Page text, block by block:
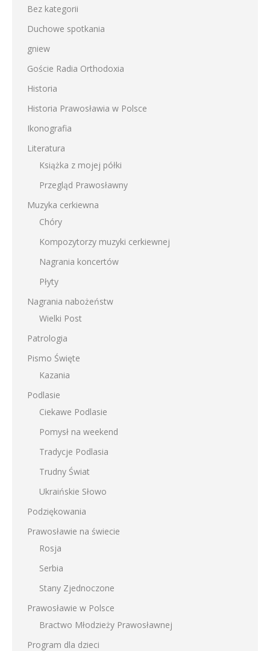
Bez kategorii
Duchowe spotkania
gniew
Goście Radia Orthodoxia
Historia
Historia Prawosławia w Polsce
Ikonografia
Literatura
Książka z mojej półki
Przegląd Prawosławny
Muzyka cerkiewna
Chóry
Kompozytorzy muzyki cerkiewnej
Nagrania koncertów
Płyty
Nagrania nabożeństw
Wielki Post
Patrologia
Pismo Święte
Kazania
Podlasie
Ciekawe Podlasie
Pomysł na weekend
Tradycje Podlasia
Trudny Świat
Ukraińskie Słowo
Podziękowania
Prawosławie na świecie
Rosja
Serbia
Stany Zjednoczone
Prawosławie w Polsce
Bractwo Młodzieży Prawosławnej
Program dla dzieci